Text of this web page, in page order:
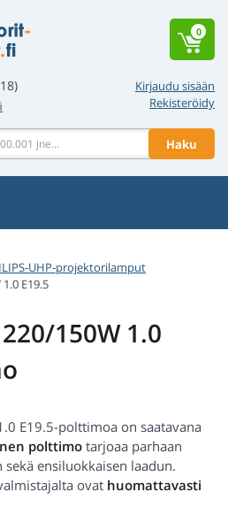
Kirjaudu sisään
Rekisteröidy
Haku
0
UHP-projektorilamput
E19.5
150W 1.0
E19.5-polttimoa on saatavana
polttimotarjoaa parhaan
ensiluokkaisen laadun.
ovat huomattavasti